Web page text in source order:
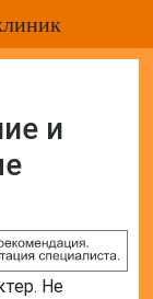
и
Не